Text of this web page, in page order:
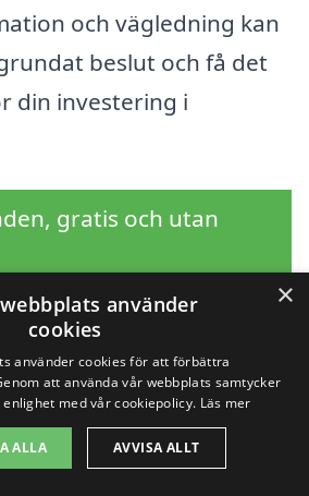
och vägledning kan
beslut och få det
din investering i
gratis och utan
en
för
i andra
×
använder
cookies
använder cookies för att förbättra
att använda vår webbplats samtycker
med vår cookiepolicy. Läs mer
ALLA AVVISA ALLT